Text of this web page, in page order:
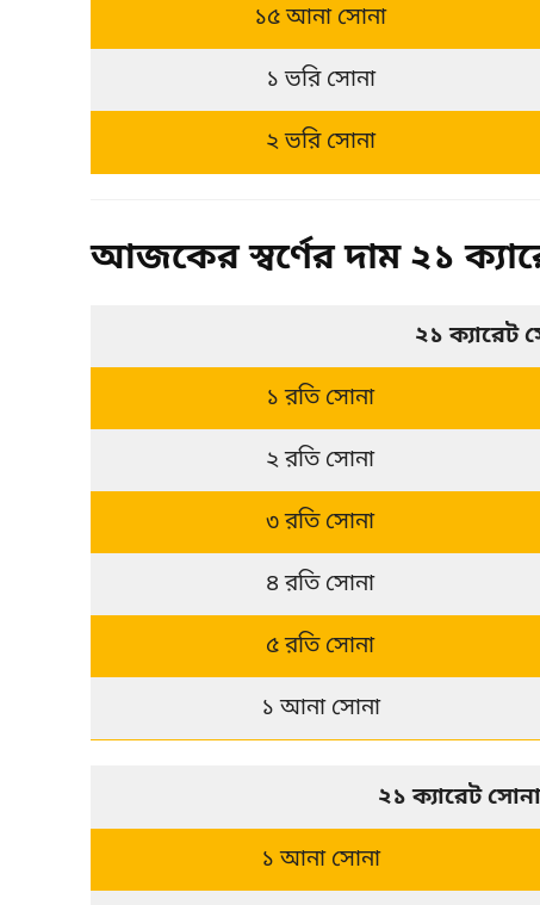
১৫ আনা সোনা
১ ভরি সোনা
২ ভরি সোনা
আজকের স্বর্ণের দাম ২১
২১ ক্যারেট
১ রতি সোনা
২ রতি সোনা
৩ রতি সোনা
৪ রতি সোনা
৫ রতি সোনা
১ আনা সোনা
২১ ক্যারেট
১ আনা সোনা